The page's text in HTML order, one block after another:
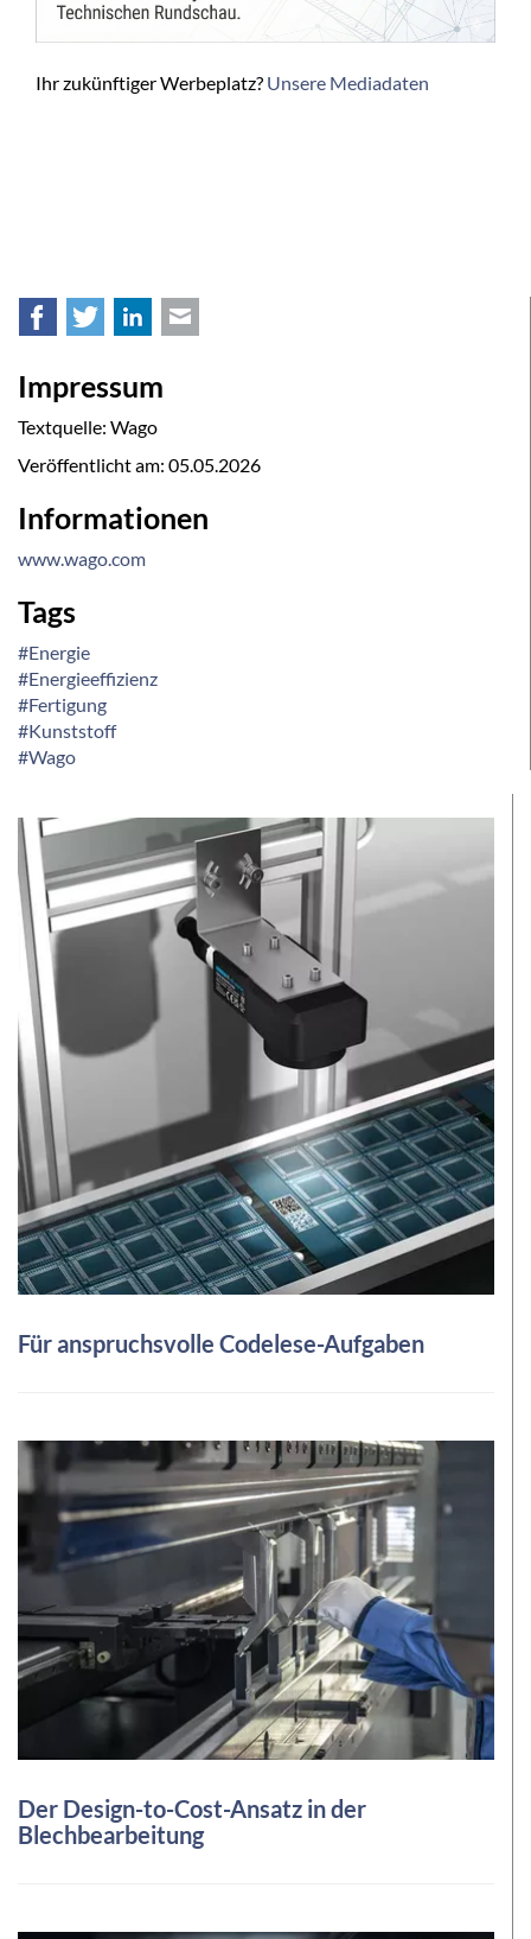
Ihr zukünftiger Werbeplatz? Unsere Mediadaten
Facebook
TwitterLinkedInE-mail
Impressum
Textquelle: Wago
Veröffentlicht am: 05.05.2026
Informationen
www.wago.com
Tags
#Energie
#Energieeffizienz
#Fertigung
#Kunststoff
#Wago
Für anspruchsvolle Codelese-Aufgaben
Der Design-to-Cost-Ansatz in der
Blechbearbeitung